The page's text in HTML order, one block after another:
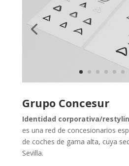
Grupo Concesur
Identidad corporativa/
es una red de concesionarios
de coches de gama alta, cuya
Sevilla.